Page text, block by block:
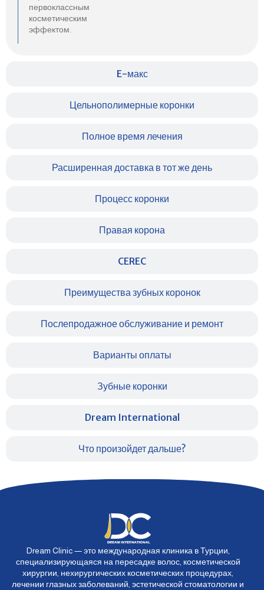
E-макс
Цельнополимерные коронки
Полное время лечения
Расширенная доставка в тот же день
Процесс коронки
Правая корона
CEREC
Преимущества зубных коронок
Послепродажное обслуживание и ремонт
Варианты оплаты
Зубные коронки
Dream International
Что произойдет дальше?
первоклассным
косметическим
эффектом.
Dream Clinic — это международная клиника в Турции,
специализирующаяся на пересадке волос, косметической
хирургии, нехирургических косметических процедурах,
лечении глазных заболеваний, эстетической стоматологии и